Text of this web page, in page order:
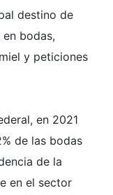
destino de
bodas,
y peticiones
en 2021
de las bodas
de la
en el sector